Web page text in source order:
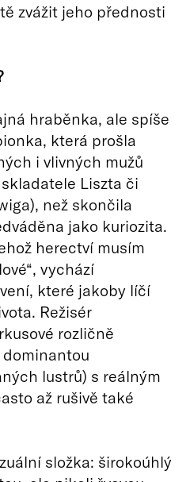
zvážit jeho přednosti
hraběnka, ale spíše
která prošla
i vlivných mužů
Liszta či
než skončila
jako kuriozita.
herectví musím
vychází
které jakoby líčí
Režisér
rozličně
dominantou
lustrů) s reálným
až rušivě také
složka: širokoúhlý